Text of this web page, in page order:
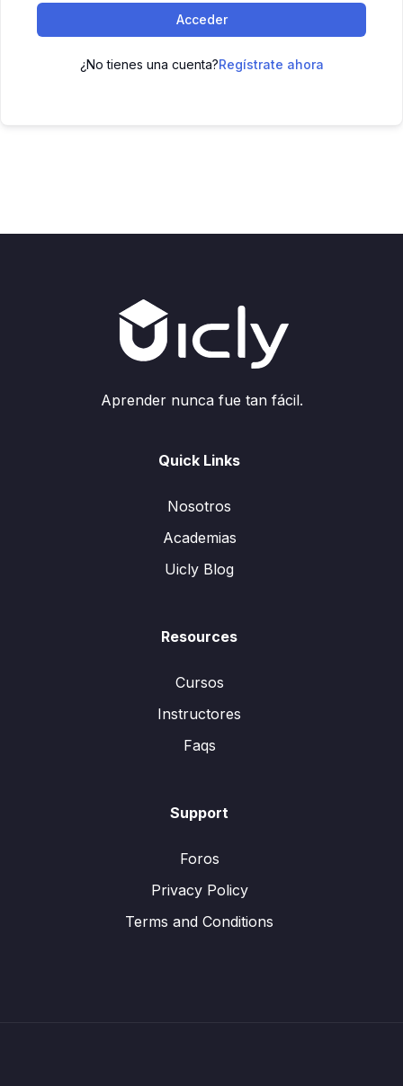
Acceder
¿No tienes una cuenta?Regístrate ahora
Aprender nunca fue tan fácil.
Quick Links
Nosotros
Academias
Uicly Blog
Resources
Cursos
Instructores
Faqs
Support
Foros
Privacy Policy
Terms and Conditions